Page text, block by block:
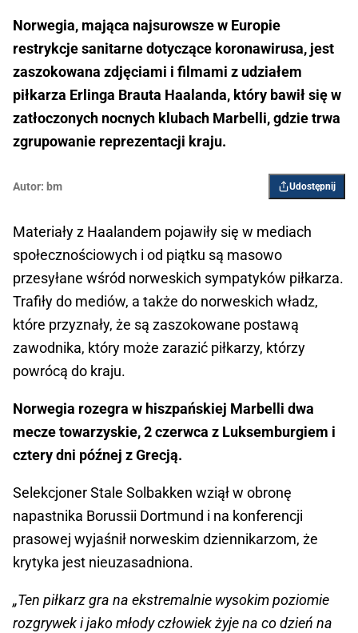
Norwegia, mająca najsurowsze w Europie
restrykcje sanitarne dotyczące koronawirusa, jest
zaszokowana zdjęciami i filmami z udziałem
piłkarza Erlinga Brauta Haalanda, który bawił się w
zatłoczonych nocnych klubach Marbelli, gdzie trwa
zgrupowanie reprezentacji kraju.
Autor: bm Udostępnij
Materiały z Haalandem pojawiły się w mediach
społecznościowych i od piątku są masowo
przesyłane wśród norweskich sympatyków piłkarza.
Trafiły do mediów, a także do norweskich władz,
które przyznały, że są zaszokowane postawą
zawodnika, który może zarazić piłkarzy, którzy
powrócą do kraju.
Norwegia rozegra w hiszpańskiej Marbelli dwa
mecze towarzyskie, 2 czerwca z Luksemburgiem i
cztery dni późnej z Grecją.
Selekcjoner Stale Solbakken wziął w obronę
napastnika Borussii Dortmund i na konferencji
prasowej wyjaśnił norweskim dziennikarzom, że
krytyka jest nieuzasadniona.
„Ten piłkarz gra na ekstremalnie wysokim poziomie
rozgrywek i jako młody człowiek żyje na co dzień na